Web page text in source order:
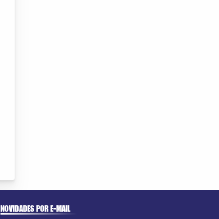
NOVIDADES POR E-MAIL